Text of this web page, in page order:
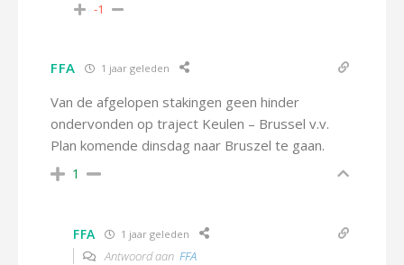
-1
FFA 1 jaar geleden
Van de afgelopen stakingen geen hinder
ondervonden op traject Keulen – Brussel v.v.
Plan komende dinsdag naar Bruszel te gaan.
1
FFA 1 jaar geleden
Antwoord aan FFA